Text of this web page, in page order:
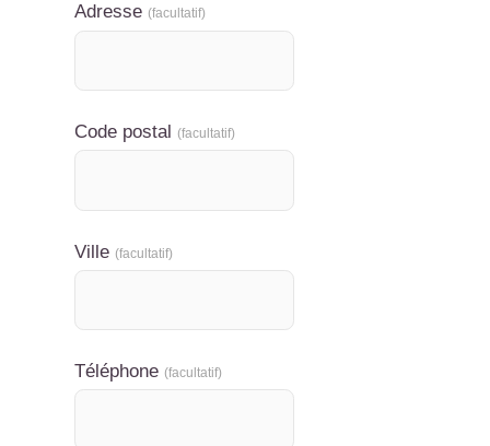
Adresse (facultatif)
Code postal (facultatif)
Ville (facultatif)
Téléphone (facultatif)